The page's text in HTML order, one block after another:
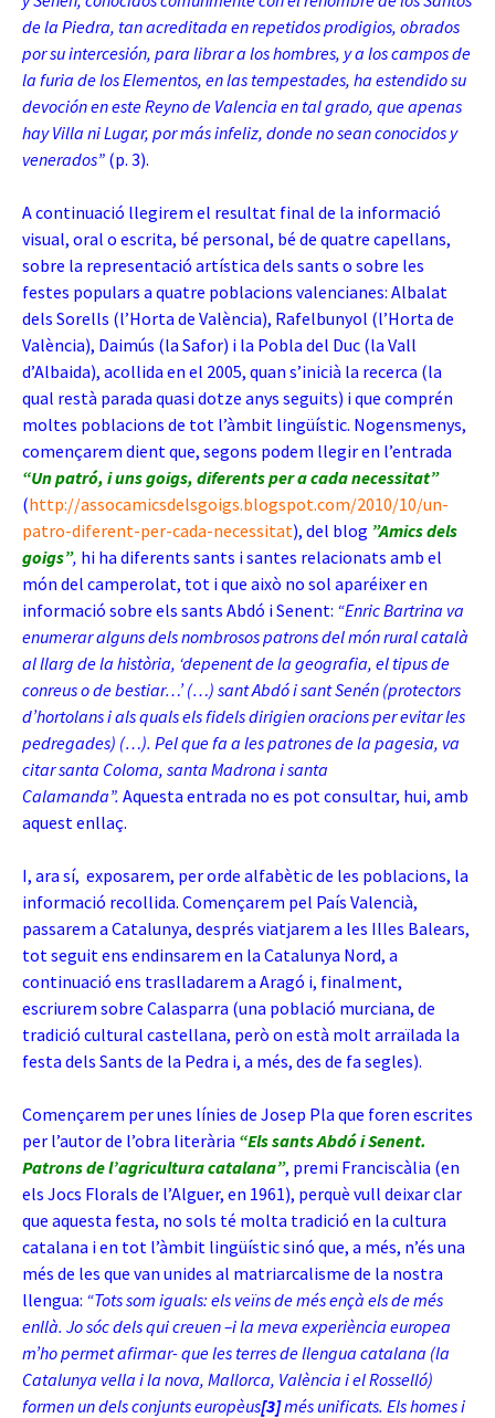
de la Piedra, tan acreditada en repetidos prodigios, obrados
por su intercesión, para librar a los hombres, y a los campos de
la furia de los Elementos, en las tempestades, ha estendido su
devoción en este Reyno de Valencia en tal grado, que apenas
hay Villa ni Lugar, por más infeliz, donde no sean conocidos y
venerados” (p. 3).
A continuació llegirem el resultat final de la informació
visual, oral o escrita, bé personal, bé de quatre capellans,
sobre la representació artística dels sants o sobre les
festes populars a quatre poblacions valencianes: Albalat
dels Sorells (l’Horta de València), Rafelbunyol (l’Horta de
València), Daimús (la Safor) i la Pobla del Duc (la Vall
d’Albaida), acollida en el 2005, quan s’inicià la recerca (la
qual restà parada quasi dotze anys seguits) i que comprén
moltes poblacions de tot l’àmbit lingüístic. Nogensmenys,
començarem dient que, segons podem llegir en l’entrada
“Un patró, i uns goigs, diferents per a cada necessitat”
(http://assocamicsdelsgoigs.blogspot.com/2010/10/un-
patro-diferent-per-cada-necessitat), del blog ”Amics dels
goigs”, hi ha diferents sants i santes relacionats amb el
món del camperolat, tot i que això no sol aparéixer en
informació sobre els sants Abdó i Senent: “Enric Bartrina va
enumerar alguns dels nombrosos patrons del món rural català
al llarg de la història, ‘depenent de la geografia, el tipus de
conreus o de bestiar…’ (…) sant Abdó i sant Senén (protectors
d’hortolans i als quals els fidels dirigien oracions per evitar les
pedregades) (…). Pel que fa a les patrones de la pagesia, va
citar santa Coloma, santa Madrona i santa
Calamanda”. Aquesta entrada no es pot consultar, hui, amb
aquest enllaç.
I, ara sí, exposarem, per orde alfabètic de les poblacions, la
informació recollida. Començarem pel País Valencià,
passarem a Catalunya, després viatjarem a les Illes Balears,
tot seguit ens endinsarem en la Catalunya Nord, a
continuació ens traslladarem a Aragó i, finalment,
escriurem sobre Calasparra (una població murciana, de
tradició cultural castellana, però on està molt arraïlada la
festa dels Sants de la Pedra i, a més, des de fa segles).
Començarem per unes línies de Josep Pla que foren escrites
per l’autor de l’obra literària “Els sants Abdó i Senent.
Patrons de l’agricultura catalana”, premi Franciscàlia (en
els Jocs Florals de l’Alguer, en 1961), perquè vull deixar clar
que aquesta festa, no sols té molta tradició en la cultura
catalana i en tot l’àmbit lingüístic sinó que, a més, n’és una
més de les que van unides al matriarcalisme de la nostra
llengua: “Tots som iguals: els veïns de més ençà els de més
enllà. Jo sóc dels qui creuen –i la meva experiència europea
m’ho permet afirmar- que les terres de llengua catalana (la
Catalunya vella i la nova, Mallorca, València i el Rosselló)
formen un dels conjunts europèus[3]més unificats. Els homes i